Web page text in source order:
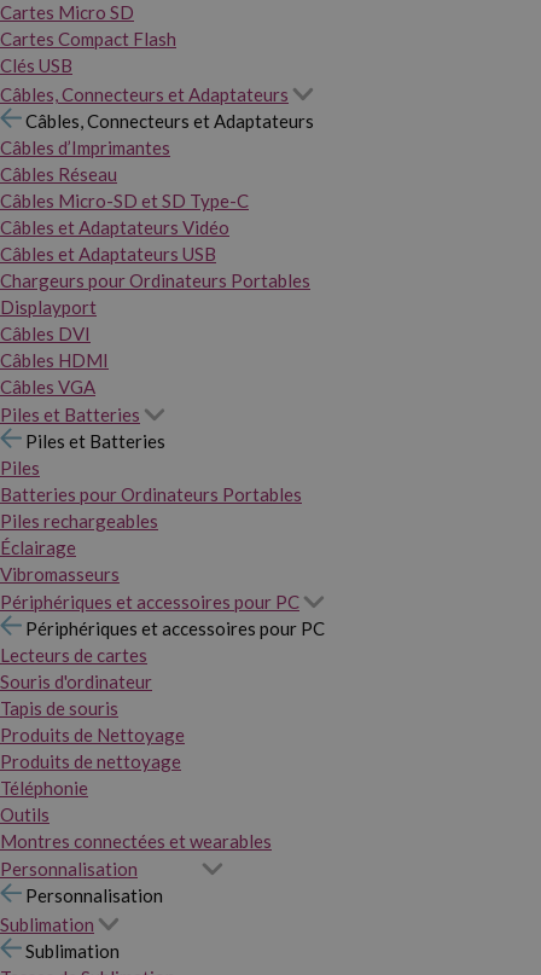
Cartes Micro SD
Cartes Compact Flash
Clés USB
Câbles, Connecteurs et Adaptateurs
Câbles, Connecteurs et Adaptateurs
Câbles d’Imprimantes
Câbles Réseau
Câbles Micro-SD et SD Type-C
Câbles et Adaptateurs Vidéo
Câbles et Adaptateurs USB
Chargeurs pour Ordinateurs Portables
Displayport
Câbles DVI
Câbles HDMI
Câbles VGA
Piles et Batteries
Piles et Batteries
Piles
Batteries pour Ordinateurs Portables
Piles rechargeables
Éclairage
Vibromasseurs
Périphériques et accessoires pour PC
Périphériques et accessoires pour PC
Lecteurs de cartes
Souris d'ordinateur
Tapis de souris
Produits de Nettoyage
Produits de nettoyage
Téléphonie
Outils
Montres connectées et wearables
Personnalisation
Personnalisation
Sublimation
Sublimation